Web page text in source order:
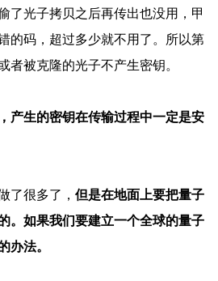
了光子拷贝之后再传出也没用，甲
的码，超过多少就不用了。所以第
者被克隆的光子不产生密钥。
产生的密钥在传输过程中一定是安
了很多了， 但是在地面上要把量子
。如果我们要建立一个全球的量子
办法。